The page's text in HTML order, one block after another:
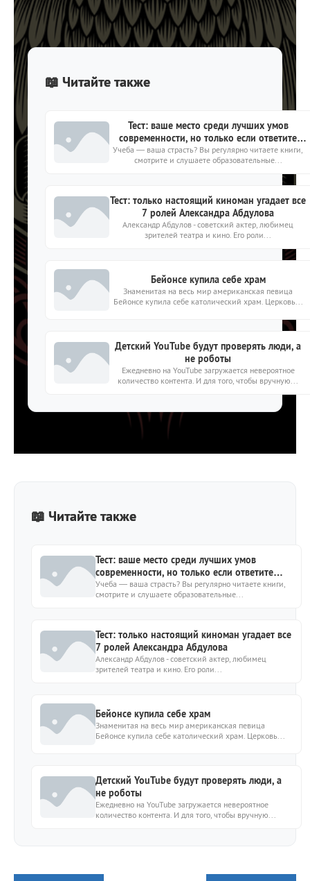
📖 Читайте также
Тест: ваше место среди лучших умов
современности, но только если ответите
15https://kto-chto-gde.ru/wp-
content/themes/theme2019/img/placeholder-
Учеба — ваша страсть? Вы регулярно читаете книги,
смотрите и слушаете образовательные...
Тест: только настоящий киноман угадает все
7 ролей Александра Абдулова
Александр Абдулов - советский актер, любимец
зрителей театра и кино. Его роли...
Бейонсе купила себе храм
Знаменитая на весь мир американская певица
Бейонсе купила себе католический храм. Церковь...
Детский YouTube будут проверять люди, а
не роботы
Ежедневно на YouTube загружается невероятное
количество контента. И для того, чтобы вручную...
📖 Читайте также
Тест: ваше место среди лучших умов
современности, но только если ответите
15https://kto-chto-gde.ru/wp-
content/themes/theme2019/img/placeholder-
Учеба — ваша страсть? Вы регулярно читаете книги,
смотрите и слушаете образовательные...
Тест: только настоящий киноман угадает все
7 ролей Александра Абдулова
Александр Абдулов - советский актер, любимец
зрителей театра и кино. Его роли...
Бейонсе купила себе храм
Знаменитая на весь мир американская певица
Бейонсе купила себе католический храм. Церковь...
Детский YouTube будут проверять люди, а
не роботы
Ежедневно на YouTube загружается невероятное
количество контента. И для того, чтобы вручную...